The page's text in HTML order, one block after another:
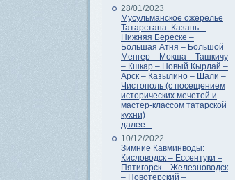
28/01/2023
Мусульманское ожерелье
Татарстана: Казань –
Нижняя Береске –
Большая Атня – Большой
Менгер – Мокша – Ташкичу
– Кшкар – Новый Кырлай –
Арск – Казылино – Шали –
Чистополь (с посещением
исторических мечетей и
мастер-классом татарской
кухни)
далее...
10/12/2022
Зимние Кавминводы:
Кисловодск – Ессентуки –
Пятигорск – Железноводск
– Новотерский –